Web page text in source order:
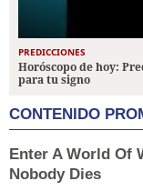
PREDICCIONES
Horóscopo de hoy:
para tu signo
CONTENIDO
Enter A World Of
Nobody Dies